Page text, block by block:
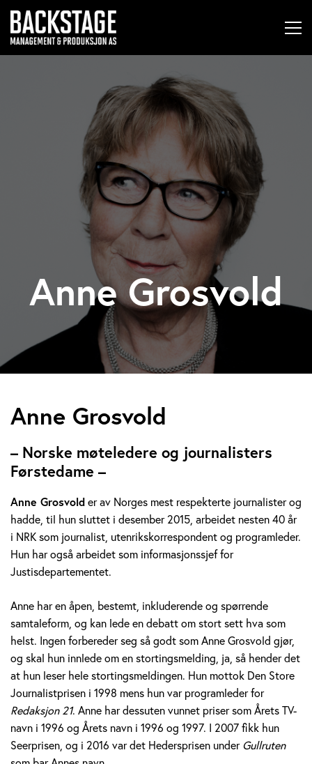
Anne Grosvold
A
n
n
e
G
r
s
v
o
l
d
Anne Grosvold
– Norske møteledere og journalisters
Førstedame –
Anne Grosvolder av Norges mest respekterte journalister og
hadde, til hun sluttet i desember 2015, arbeidet nesten 40 år
i NRK som journalist, utenrikskorrespondent og programleder.
Hun har også arbeidet som informasjonssjef for
Justisdepartementet.
Anne har en åpen, bestemt, inkluderende og spørrende
samtaleform, og kan lede en debatt om stort sett hva som
helst. Ingen forbereder seg så godt som Anne Grosvold gjør,
og skal hun innlede om en stortingsmelding, ja, så hender det
at hun leser hele stortingsmeldingen. Hun mottok Den Store
Journalistprisen i 1998 mens hun var programleder for
Redaksjon 21. Anne har dessuten vunnet priser som Årets TV-
navn i 1996 og Årets navn i 1996 og 1997. I 2007 fikk hun
Seerprisen, og i 2016 var det Hedersprisen underGullruten